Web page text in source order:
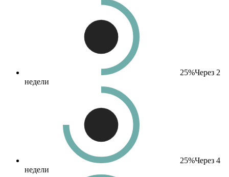
25%Через 2
недели
25%Через 4
недели